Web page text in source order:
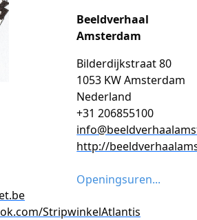
StripwinkelAtlantis
Beeldverhaal
Amsterdam
Bilderdijkstraat 80
1053 KW Amsterdam
Nederland
+31 206855100
http://
Openingsuren...